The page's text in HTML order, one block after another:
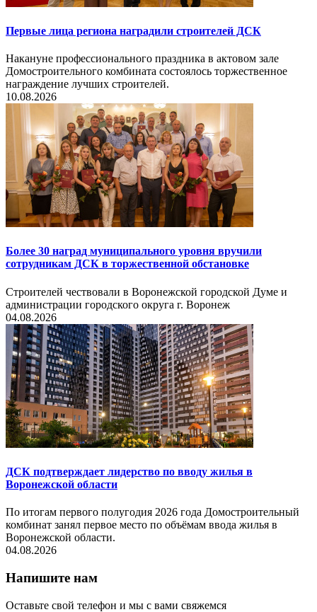
Первые лица региона наградили строителей ДСК
Накануне профессионального праздника в актовом зале
Домостроительного комбината состоялось торжественное
награждение лучших строителей.
10.08.2026
Более 30 наград муниципального уровня вручили
сотрудникам ДСК в торжественной обстановке
Строителей чествовали в Воронежской городской Думе и
администрации городского округа г. Воронеж
04.08.2026
ДСК подтверждает лидерство по вводу жилья в
Воронежской области
По итогам первого полугодия 2026 года Домостроительный
комбинат занял первое место по объёмам ввода жилья в
Воронежской области.
04.08.2026
Напишите нам
Оставьте свой телефон и мы с вами свяжемся